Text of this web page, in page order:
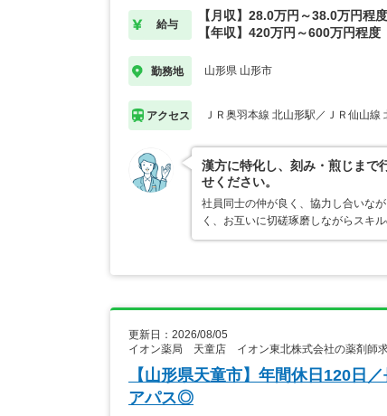
給与
【月収】28.0万円～38.0万円程度
【年収】420万円～600万円程度
勤務地 山形県 山形市
アクセス ＪＲ奥羽本線 北山形駅／ＪＲ仙山
漢方に特化し、刻み・煎じまで
せください。
社員同士の仲が良く、協力し合いな
く、お互いに切磋琢磨しながらスキ
更新日：2026/08/05
イオン薬局 天童店 イオン東北株式会社の薬剤師
【山形県天童市】年間休日120日
アパス◎